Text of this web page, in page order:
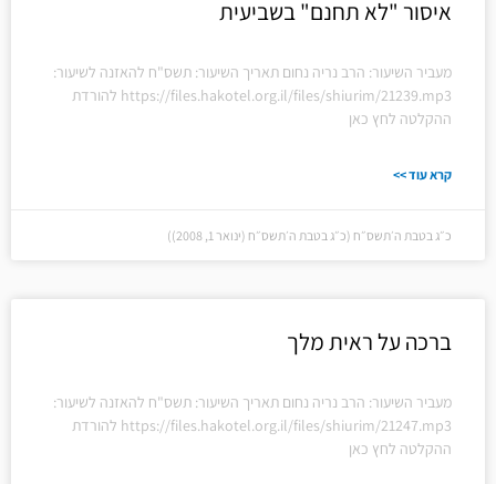
איסור "לא תחנם" בשביעית
מעביר השיעור: הרב נריה נחום תאריך השיעור: תשס"ח להאזנה לשיעור:
https://files.hakotel.org.il/files/shiurim/21239.mp3 להורדת
ההקלטה לחץ כאן
קרא עוד >>
כ״ג בטבת ה׳תשס״ח (כ״ג בטבת ה׳תשס״ח (ינואר 1, 2008))
ברכה על ראית מלך
מעביר השיעור: הרב נריה נחום תאריך השיעור: תשס"ח להאזנה לשיעור:
https://files.hakotel.org.il/files/shiurim/21247.mp3 להורדת
ההקלטה לחץ כאן